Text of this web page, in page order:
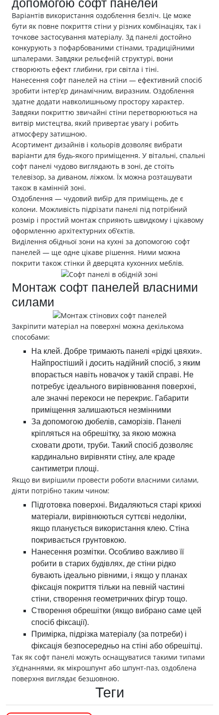
допомогою софт панелей
Варіантів використання оздоблення безліч. Це може
бути як повне покриття стіни у різних комбінаціях, так і
точкове застосування матеріалу. 3д панелі достойно
конкурують з пофарбованими стінами, традиційними
шпалерами. Завдяки рельєфній структурі, вони
створюють ефект глибини, гри світла і тіні.
Нанесення софт панелей на стіни — ефективний спосіб
зробити інтер’єр динамічним, виразним. Оздоблення
здатне додати навколишньому простору характер.
Завдяки покриттю звичайні стіни перетворюються на
витвір мистецтва, який привертає увагу і робить
атмосферу затишною.
Асортимент дизайнів і кольорів дозволяє вибрати
варіанти для будь-якого приміщення. У вітальні, спальні
софт панелі чудово виглядають в зоні, де стоїть
телевізор, за диваном, ліжком. Їх можна розташувати
також в камінній зоні.
Оздоблення — чудовий вибір для приміщень, де є
колони. Можливість підрізати панелі під потрібний
розмір і простий монтаж сприяють швидкому і цікавому
оформленню архітектурних об’єктів.
Виділення обідньої зони на кухні за допомогою софт
панелей — ще одне цікаве рішення. Ними можна
покрити також стінки й дверцята кухонних меблів.
Монтаж софт панелей власними
силами
Закріпити матеріал на поверхні можна декількома
способами:
На клей. Добре тримають панелі «рідкі цвяхи».
Найпростіший і досить надійний спосіб, з яким
впорається навіть новачок у такій справі. Не
потребує ідеального вирівнювання поверхні,
але значні перекоси не перекриє. Габарити
приміщення залишаються незмінними
За допомогою дюбелів, саморізів. Панелі
кріпляться на обрешітку, за якою можна
сховати дроти, труби. Такий спосіб дозволяє
кардинально вирівняти стіну, але краде
сантиметри площі.
Якщо ви вирішили провести роботи власними силами,
діяти потрібно таким чином:
Підготовка поверхні. Видаляються старі крихкі
матеріали, вирівнюються суттєві недоліки,
якщо планується використання клею. Стіна
покривається грунтовкою.
Нанесення розмітки. Особливо важливо її
робити в старих будівлях, де стіни рідко
бувають ідеально рівними, і якщо у планах
фіксація покриття тільки на певній частині
стіни, створення геометричних фігур тощо.
Створення обрешітки (якщо вибрано саме цей
спосіб фіксації).
Примірка, підрізка матеріалу (за потреби) і
фіксація безпосередньо на стіні або обрешітці.
Так як софт панелі можуть оснащуватися такими типами
з’єднаннями, як мікрошпунт або шпунт-паз, оздоблена
поверхня виглядає безшовною.
Теги